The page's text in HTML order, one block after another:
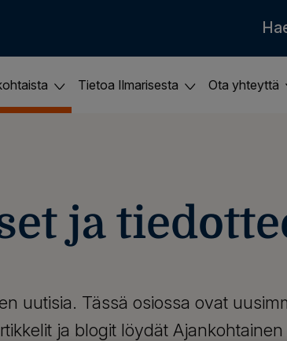
Tietoa Ilmarisesta Ota yhteyttä
ja
uutisia. Tässä osiossa ovat
ja blogit löydät